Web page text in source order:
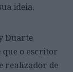
ideia.
Duarte
que o escritor
realizador de